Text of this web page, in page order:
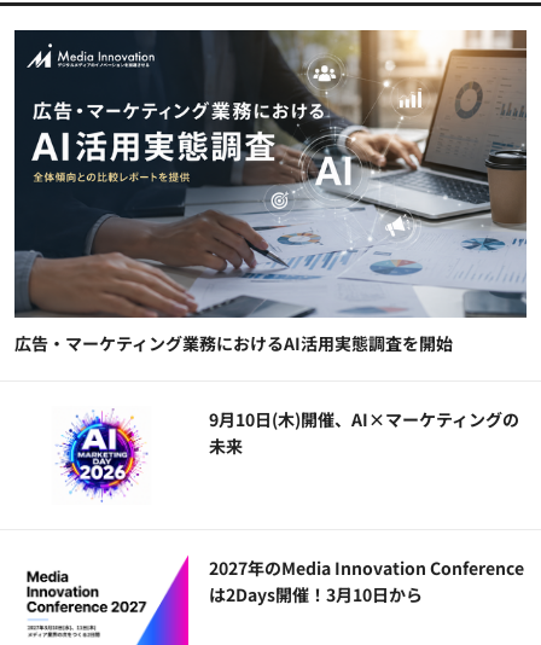
広告・マーケティング業務におけるAI活用実態調査を開始
9月10日(木)開催、AI×マーケティングの
未来
2027年のMedia Innovation Conference
は2Days開催！3月10日から